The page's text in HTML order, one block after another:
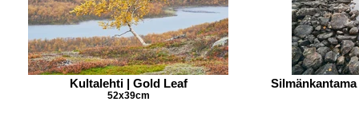
Kultalehti | Gold Leaf
52x39cm